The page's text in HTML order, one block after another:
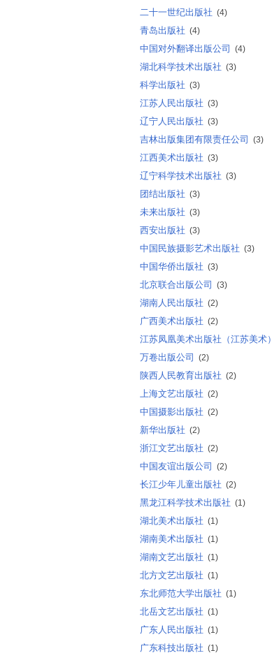
二十一世纪出版社 (4)
青岛出版社 (4)
中国对外翻译出版公司 (4)
湖北科学技术出版社 (3)
科学出版社 (3)
江苏人民出版社 (3)
辽宁人民出版社 (3)
吉林出版集团有限责任公司 (3)
江西美术出版社 (3)
辽宁科学技术出版社 (3)
团结出版社 (3)
未来出版社 (3)
西安出版社 (3)
中国民族摄影艺术出版社 (3)
中国华侨出版社 (3)
北京联合出版公司 (3)
湖南人民出版社 (2)
广西美术出版社 (2)
江苏凤凰美术出版社（江苏美术）
万卷出版公司 (2)
陕西人民教育出版社 (2)
上海文艺出版社 (2)
中国摄影出版社 (2)
新华出版社 (2)
浙江文艺出版社 (2)
中国友谊出版公司 (2)
长江少年儿童出版社 (2)
黑龙江科学技术出版社 (1)
湖北美术出版社 (1)
湖南美术出版社 (1)
湖南文艺出版社 (1)
北方文艺出版社 (1)
东北师范大学出版社 (1)
北岳文艺出版社 (1)
广东人民出版社 (1)
广东科技出版社 (1)